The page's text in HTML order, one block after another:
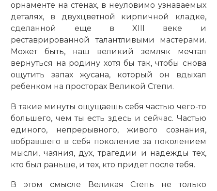
орнаменте на стенах, в неуловимо узнаваемых
деталях, в двухцветной кирпичной кладке,
сделанной еще в XIII веке и
реставрированной талантливыми мастерами.
Может быть, наш великий земляк мечтал
вернуться на родину хотя бы так, чтобы снова
ощутить запах жусана, который он вдыхал
ребенком на просторах Великой Степи.
В такие минуты ощущаешь себя частью чего-то
большего, чем ты есть здесь и сейчас. Частью
единого, непрерывного, живого сознания,
вобравшего в себя поколение за поколением
мысли, чаяния, дух, трагедии и надежды тех,
кто был раньше, и тех, кто придет после тебя.
В этом смысле Великая Степь не только